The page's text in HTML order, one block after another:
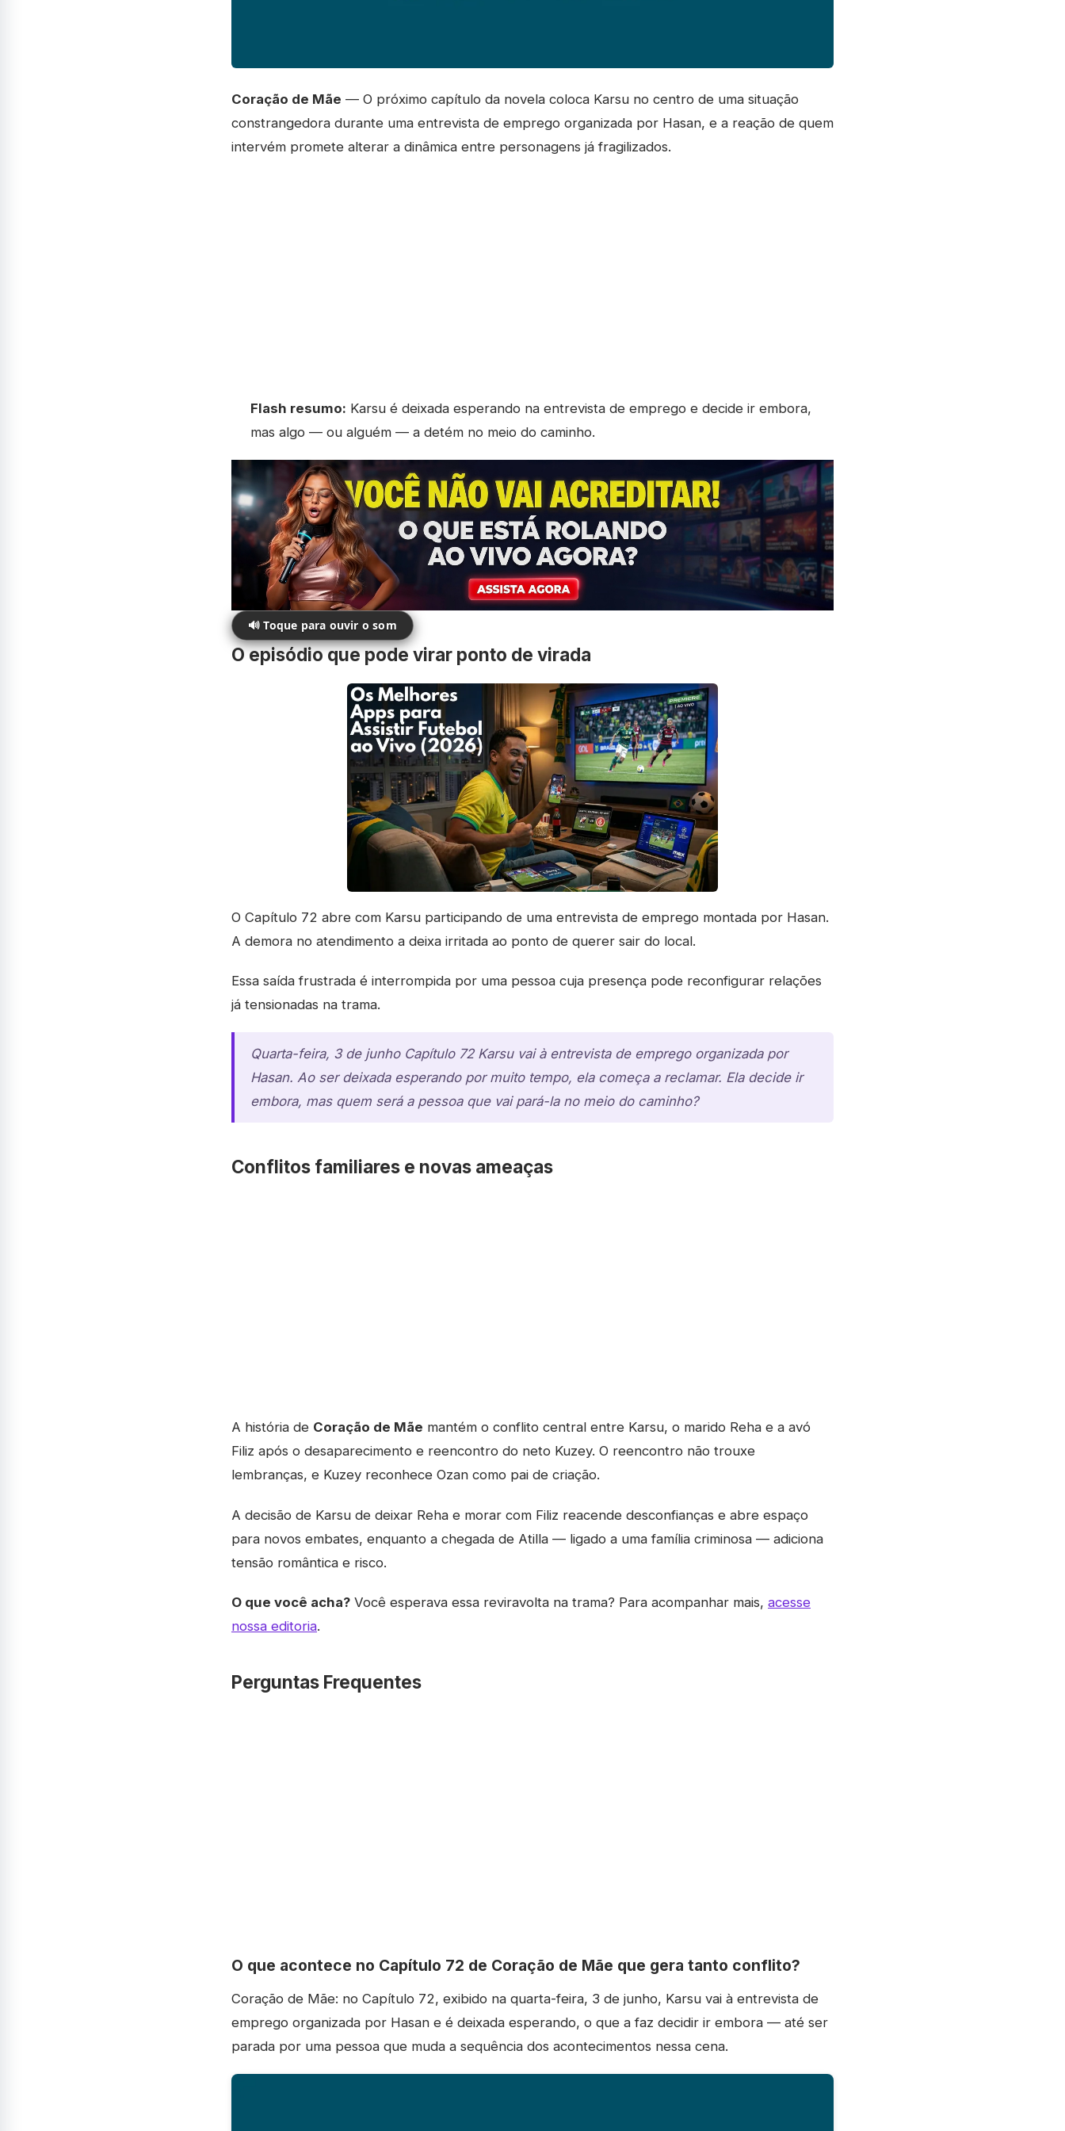
Coração de Mãe — O próximo capítulo da novela coloca Karsu no centro de uma situação
constrangedora durante uma entrevista de emprego organizada por Hasan, e a reação de quem
intervém promete alterar a dinâmica entre personagens já fragilizados.
Flash resumo: Karsu é deixada esperando na entrevista de emprego e decide ir embora,
mas algo — ou alguém — a detém no meio do caminho.
🔊 Toque para ouvir o som
O episódio que pode virar ponto de virada
O Capítulo 72 abre com Karsu participando de uma entrevista de emprego montada por Hasan.
A demora no atendimento a deixa irritada ao ponto de querer sair do local.
Essa saída frustrada é interrompida por uma pessoa cuja presença pode reconfigurar relações
já tensionadas na trama.
Quarta-feira, 3 de junho Capítulo 72 Karsu vai à entrevista de emprego organizada por
Hasan. Ao ser deixada esperando por muito tempo, ela começa a reclamar. Ela decide ir
embora, mas quem será a pessoa que vai pará-la no meio do caminho?
Conflitos familiares e novas ameaças
A história de Coração de Mãe mantém o conflito central entre Karsu, o marido Reha e a avó
Filiz após o desaparecimento e reencontro do neto Kuzey. O reencontro não trouxe
lembranças, e Kuzey reconhece Ozan como pai de criação.
A decisão de Karsu de deixar Reha e morar com Filiz reacende desconfianças e abre espaço
para novos embates, enquanto a chegada de Atilla — ligado a uma família criminosa — adiciona
tensão romântica e risco.
O que você acha? Você esperava essa reviravolta na trama? Para acompanhar mais, acesse
nossa editoria.
Perguntas Frequentes
O que acontece no Capítulo 72 de Coração de Mãe que gera tanto conflito?
Coração de Mãe: no Capítulo 72, exibido na quarta-feira, 3 de junho, Karsu vai à entrevista de
emprego organizada por Hasan e é deixada esperando, o que a faz decidir ir embora — até ser
parada por uma pessoa que muda a sequência dos acontecimentos nessa cena.